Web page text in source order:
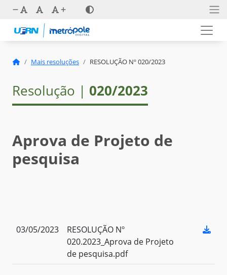
Mais resoluções RESOLUÇÃO Nº 020/2023
Resolução | 020/2023
Aprova de Projeto de
pesquisa
03/05/2023
RESOLUÇÃO Nº
020.2023_Aprova de Projeto
de pesquisa.pdf